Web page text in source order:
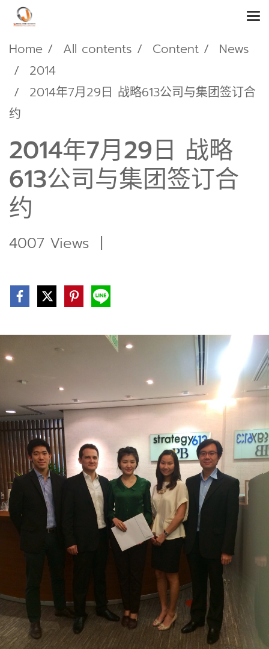
Home All contents Content
News
2014
2014年7月29日 战略613公司与集团签订合
约
2014年7月29日 战略
613公司与集团签订合
约
4007 Views |